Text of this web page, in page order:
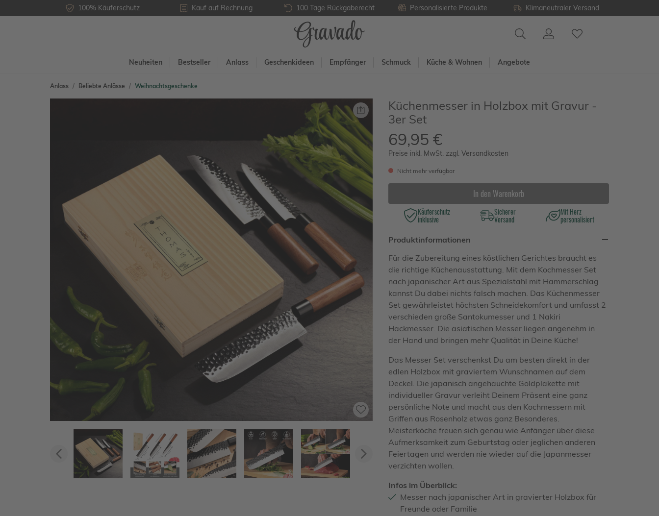
100% Käuferschutz Kauf auf Rechnung 100 Tage Rückgaberecht Personalisierte Produkte Klimaneutraler Versand
Neuheiten Bestseller Anlass Geschenkideen Empfänger Schmuck Küche & Wohnen Angebote
Anlass Beliebte Anlässe Weihnachtsgeschenke
Zurück Vorwärts
Küchenmesser in Holzbox mit Gravur -
3er Set
69,95 €
Preise inkl. MwSt. zzgl. Versandkosten
Nicht mehr verfügbar
In den Warenkorb
Käuferschutz
inklusive
Sicherer
Versand
Mit Herz
personalisiert
Produktinformationen
Für die Zubereitung eines köstlichen Gerichtes braucht es
die richtige Küchenausstattung. Mit dem Kochmesser Set
nach japanischer Art aus Spezialstahl mit Hammerschlag
kannst Du dabei nichts falsch machen. Das Küchenmesser
Set gewährleistet höchsten Schneidekomfort und umfasst 2
verschieden große Santokumesser und 1 Nakiri
Hackmesser. Die asiatischen Messer liegen angenehm in
der Hand und bringen mehr Qualität in Deine Küche!
Das Messer Set verschenkst Du am besten direkt in der
edlen Holzbox mit graviertem Wunschnamen auf dem
Deckel. Die japanisch angehauchte Goldplakette mit
individueller Gravur verleiht Deinem Präsent eine ganz
persönliche Note und macht aus den Kochmessern mit
Griffen aus Rosenholz etwas ganz Besonderes.
Meisterköche freuen sich genau wie Anfänger über diese
Aufmerksamkeit zum Geburtstag oder jeglichen anderen
Feiertagen und werden nie wieder auf die Japanmesser
verzichten wollen.
Infos im Überblick:
Messer nach japanischer Art in gravierter Holzbox für
Freunde oder Familie